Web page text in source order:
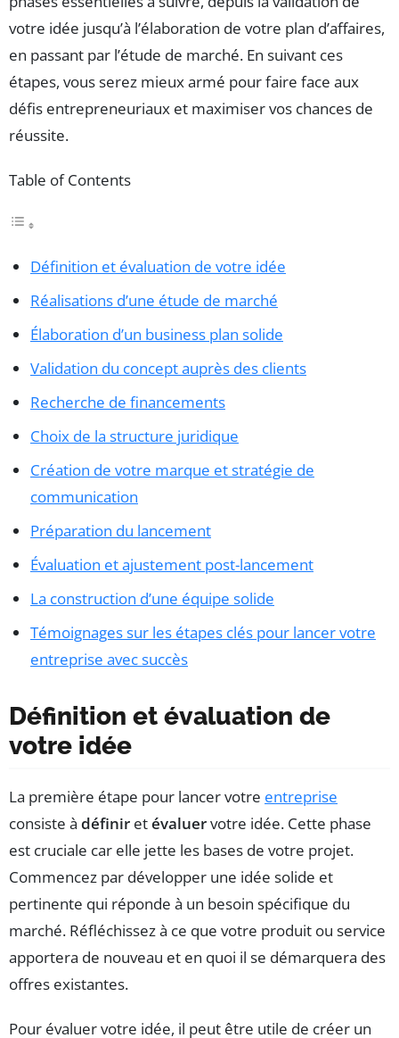
votre idée jusqu’à l’élaboration de votre plan d’affaires,
en passant par l’étude de marché. En suivant ces
étapes, vous serez mieux armé pour faire face aux
défis entrepreneuriaux et maximiser vos chances de
réussite.
Table of Contents
Définition et évaluation de votre idée
Réalisations d’une étude de marché
Élaboration d’un business plan solide
Validation du concept auprès des clients
Recherche de financements
Choix de la structure juridique
Création de votre marque et stratégie de
communication
Préparation du lancement
Évaluation et ajustement post-lancement
La construction d’une équipe solide
Témoignages sur les étapes clés pour lancer votre
entreprise avec succès
Définition et évaluation de
votre idée
La première étape pour lancer votre entreprise
consiste à définir etévaluervotre idée. Cette phase
est cruciale car elle jette les bases de votre projet.
Commencez par développer une idée solide et
pertinente qui réponde à un besoin spécifique du
marché. Réfléchissez à ce que votre produit ou service
apportera de nouveau et en quoi il se démarquera des
offres existantes.
Pour évaluer votre idée, il peut être utile de créer un